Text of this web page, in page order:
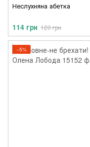
Неслухняна абетка
114 грн 120 грн
−5%